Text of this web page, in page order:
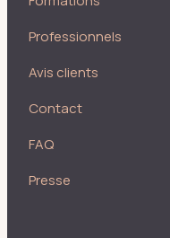
Professionnels
Avis clients
Contact
FAQ
Presse